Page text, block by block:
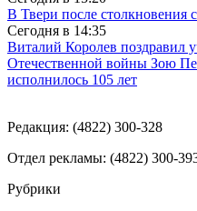
В Твери после столкновения
Сегодня в 14:35
Виталий Королев поздравил
Отечественной войны Зою
исполнилось 105 лет
Редакция: (4822) 300-328
Отдел рекламы: (4822) 300-
Рубрики